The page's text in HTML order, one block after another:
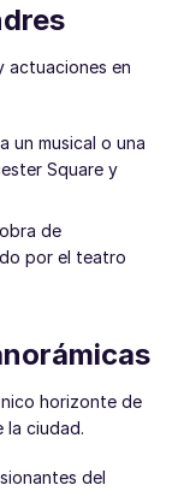
actuaciones en
un musical o una
Square y
de
por el teatro
horizonte de
la ciudad.
del